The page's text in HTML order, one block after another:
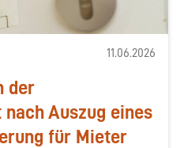
11.06.2026
der
Auszug eines
für Mieter